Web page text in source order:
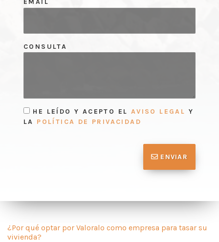
EMAIL
CONSULTA
HE LEÍDO Y ACEPTO EL AVISO LEGAL Y
LA POLÍTICA DE PRIVACIDAD
ENVIAR
¿Por qué optar por Valoralo como empresa para tasar su
vivienda?